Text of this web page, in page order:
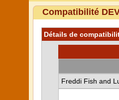
Compatibilité
Détails de
Freddi Fish and